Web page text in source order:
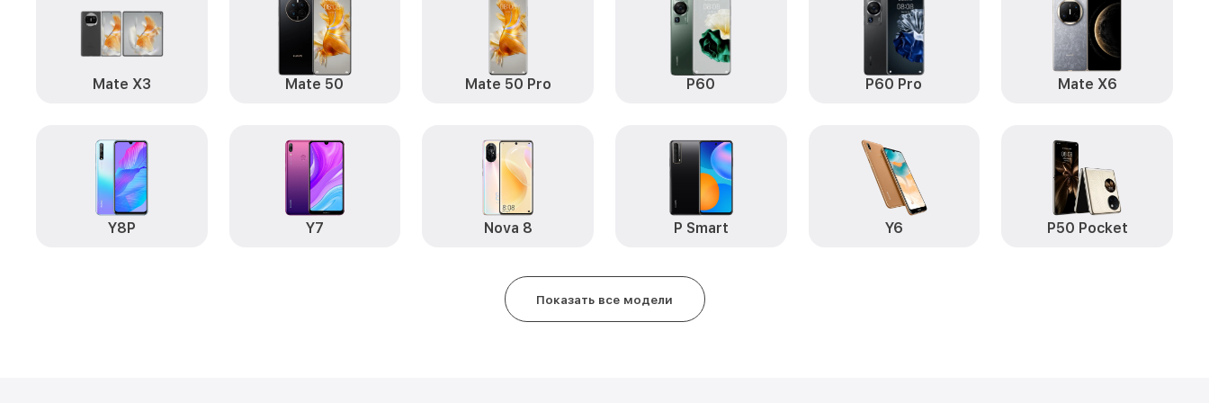
Замена аккумулятора nova 11i Huawei Заказать
Замена задней крышки nova 11i Huawei Заказать
Замена стекла nova 11i Huawei
Замена датчика приближения nova 11i Huawei Заказать
Замена антенны nova 11i Huawei Заказать
Замена голосового динамика nova 11i Huawei
Mate X3 Mate 50 Mate 50 Pro P60 P60 Pro Mate X6
Y8P Y7 Nova 8 P Smart Y6 P50 Pocket
Показать все модели